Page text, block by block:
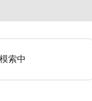
索中